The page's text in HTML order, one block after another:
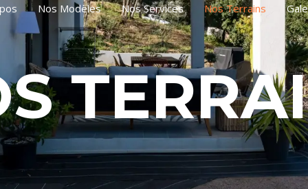
Nos Modèles Nos Services Nos Terrains